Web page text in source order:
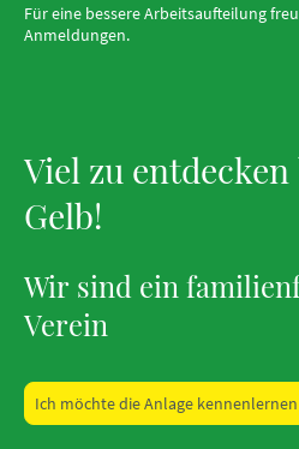
Für eine bessere Arbeitsaufteilung
Anmeldungen.
Viel zu
Gelb!
Wir sind ein
Verein
Ich möchte die Anlage kennenlernen